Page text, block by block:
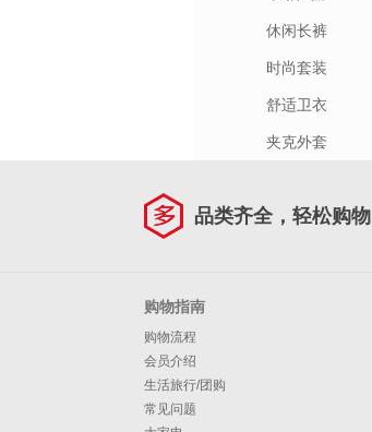
休闲长裤
时尚套装
舒适卫衣
夹克外套
品类齐全，轻松购物
购物指南
购物流程
会员介绍
生活旅行/团购
常见问题